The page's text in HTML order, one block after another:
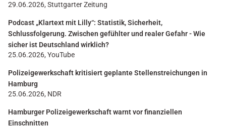
29.06.2026, Stuttgarter Zeitung
Podcast „Klartext mit Lilly“: Statistik, Sicherheit,
Schlussfolgerung. Zwischen gefühlter und realer Gefahr - Wie
sicher ist Deutschland wirklich?
25.06.2026, YouTube
Polizeigewerkschaft kritisiert geplante Stellenstreichungen in
Hamburg
25.06.2026, NDR
Hamburger Polizeigewerkschaft warnt vor finanziellen
Einschnitten